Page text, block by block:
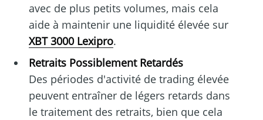
avec de plus petits volumes, mais cela
aide à maintenir une liquidité élevée sur
XBT 3000 Lexipro.
Retraits Possiblement Retardés
Des périodes d'activité de trading élevée
peuvent entraîner de légers retards dans
le traitement des retraits, bien que cela